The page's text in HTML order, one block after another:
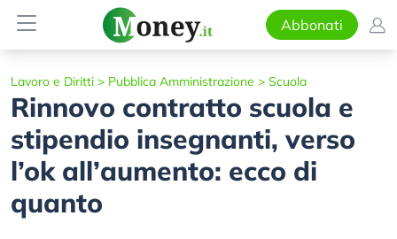
Abbonati
Lavoro e Diritti > Pubblica Amministrazione > Scuola
Rinnovo contratto scuola e
stipendio insegnanti, verso
l’ok all’aumento: ecco di
quanto